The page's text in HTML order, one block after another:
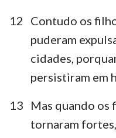
12
Contudo os
puderam
cidades,
persistiram em
13
Mas quando os
tornaram